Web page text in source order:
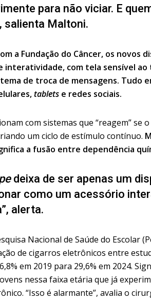
para não viciar. E
salienta Maltoni.
a Fundação do Câncer, os novos
interatividade, com tela sensível ao
de troca de mensagens. Tudo
tablets e redes sociais.
com sistemas que “reagem” se
um ciclo de estímulo contínuo.
a fusão entre dependência
deixa de ser apenas um
como um acessório
alerta.
Nacional de Saúde do Escolar
de cigarros eletrônicos entre
em 2019 para 29,6% em 2024.
nessa faixa etária que já
“Isso é alarmante”, avalia o